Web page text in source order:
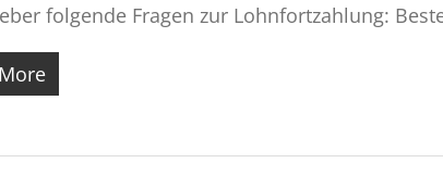
folgende Fragen zur Lohnfortzahlung: